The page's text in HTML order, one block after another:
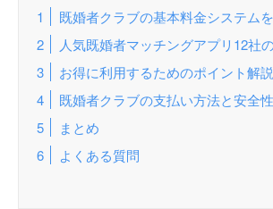
既婚者クラブの基本料金システム
人気既婚者マッチングアプリ12社
お得に利用するためのポイント解説
既婚者クラブの支払い方法と安全
まとめ
よくある質問